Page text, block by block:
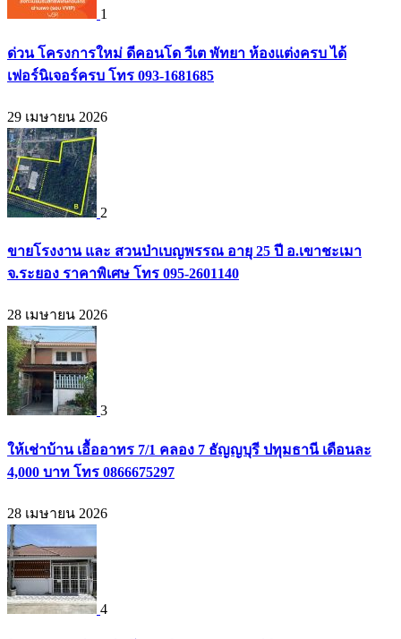
1
ด่วน โครงการใหม่ ดีคอนโด วีเต พัทยา ห้องแต่งครบ ได้
เฟอร์นิเจอร์ครบ โทร 093-1681685
29 เมษายน 2026
2
ขายโรงงาน และ สวนป่าเบญพรรณ อายุ 25 ปี อ.เขาชะเมา
จ.ระยอง ราคาพิเศษ โทร 095-2601140
28 เมษายน 2026
3
ให้เช่าบ้าน เอื้ออาทร 7/1 คลอง 7 ธัญญบุรี ปทุมธานี เดือนละ
4,000 บาท โทร 0866675297
28 เมษายน 2026
4